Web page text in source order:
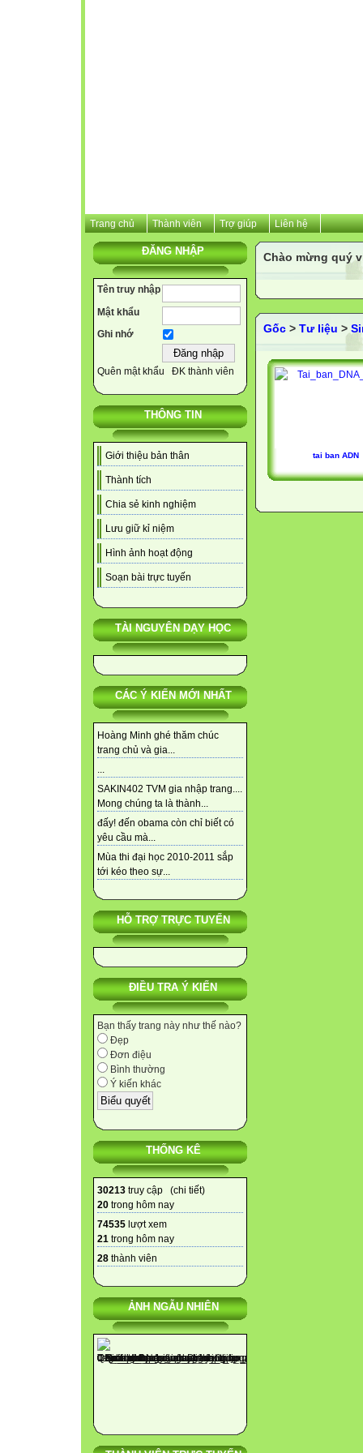
Trang chủ Thành viên Trợ giúp Liên hệ
ĐĂNG NHẬP
Tên truy nhập
Mật khẩu
Ghi nhớ
Quên mật khẩu ĐK thành viên
THÔNG TIN
Giới thiệu bản thân
Thành tích
Chia sẻ kinh nghiệm
Lưu giữ kỉ niệm
Hình ảnh hoạt động
Soạn bài trực tuyến
TÀI NGUYÊN DẠY HỌC
CÁC Ý KIẾN MỚI NHẤT
Hoàng Minh ghé thăm chúc
trang chủ và gia...
...
SAKIN402 TVM gia nhập trang....
Mong chúng ta là thành...
đấy! đến obama còn chỉ biết có
yêu cầu mà...
Mùa thi đại học 2010-2011 sắp
tới kéo theo sự...
HỖ TRỢ TRỰC TUYẾN
ĐIỀU TRA Ý KIẾN
Bạn thấy trang này như thế nào?
Đẹp
Đơn điệu
Bình thường
Ý kiến khác
THỐNG KÊ
30213 truy cập (chi tiết)
20 trong hôm nay
74535 lượt xem
21 trong hôm nay
28 thành viên
ẢNH NGẪU NHIÊN
Chào mừng quý
Gốc > Tư liệu >
tai ban ADN